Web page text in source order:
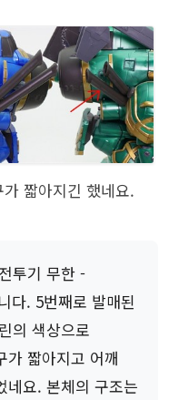
짧아지긴 했네요.
투기 무한 -
다. 5번째로 발매된
의 색상으로
가 짧아지고 어깨
네요. 본체의 구조는